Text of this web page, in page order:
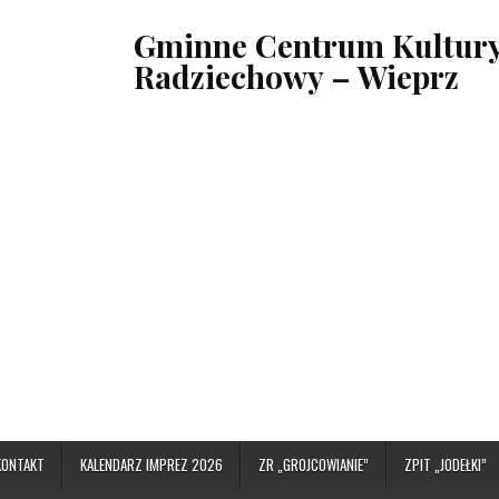
Gminne Centrum
Radziechowy – Wieprz
KALENDARZ IMPREZ 2026 ZR „GROJCOWIANIE” ZPIT „JODEŁKI”